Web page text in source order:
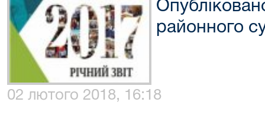
районного
02 лютого 2018, 16:18